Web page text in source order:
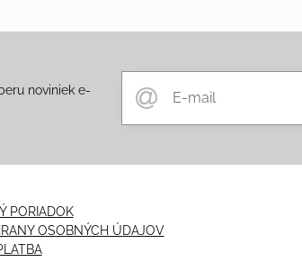
noviniek e-
PORIADOK
OSOBNÝCH ÚDAJOV